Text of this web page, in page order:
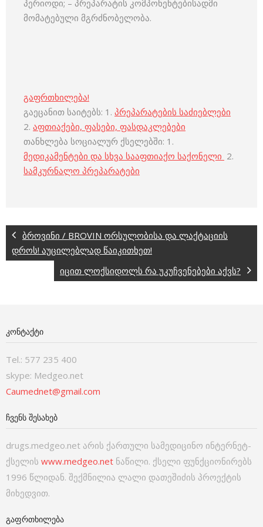
პერიოდი; – პრეპარატის კომპონენტებისადმი
მომატებული მგრძნობელობა.
გაფრთხილება!
გაეცანით საიტებს: 1. პრეპარატების საძიებლები
2. აფთიაქები, ფასები, ფასდაკლებები
თანხლება სოციალურ ქსელებში: 1.
მედიკამენტები და სხვა სააფთიაქო საქონელი 2.
სამკურნალო პრეპარატები
ბროვინი / BROVIN ორსულობისა და ლაქტაციის
დროს! აუცილებლად წაიკითხეთ!
იცით ლოქსიდოლს რა უკუჩვენებები აქვს?
ᲙᲝᲜᲢᲐᲥᲢᲘ
Tel.: 577 235 400
skype: Medgeo.net
Caumednet@gmail.com
ᲩᲕᲔᲜᲡ ᲨᲔᲡᲐᲮᲔᲑ
drugs.medgeo.net არის ქართული სამედიცინო ინტერნეტ-
ქსელის www.medgeo.net ნაწილი. ქსელი ფუნქციონირებს
1996 წლიდან. შექმნილია ლალი დათეშიძის პროექტის
მიხედვით.
ᲒᲐᲤᲠᲗᲮᲘᲚᲔᲑᲐ